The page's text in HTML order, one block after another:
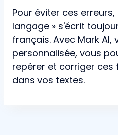
Pour éviter ces
langage » s'écrit
français. Avec Mark AI,
personnalisée, vous
repérer et corriger
dans vos textes.